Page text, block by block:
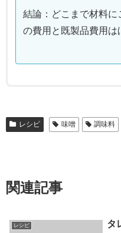
結論：どこまで材料に
の費用と既製品費用は
レシピ 味噌 調味料
関連記事
レシピ タ